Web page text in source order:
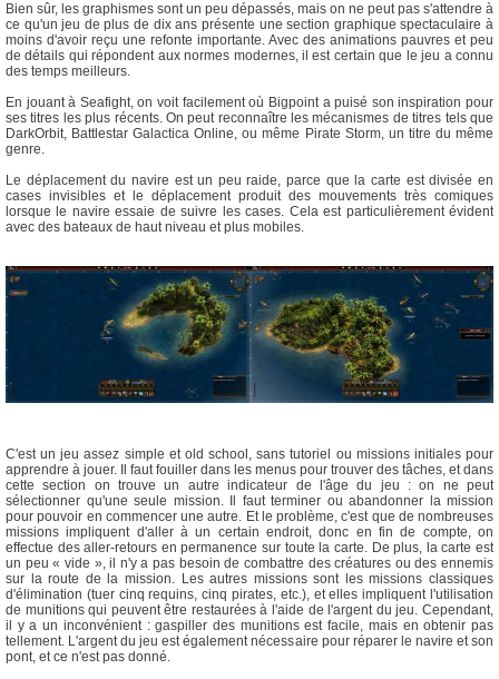
Bien sûr, les graphismes sont un peu dépassés, mais on ne peut pas s'attendre à
ce qu'un jeu de plus de dix ans présente une section graphique spectaculaire à
moins d'avoir reçu une refonte importante. Avec des animations pauvres et peu
de détails qui répondent aux normes modernes, il est certain que le jeu a connu
des temps meilleurs.
En jouant à Seafight, on voit facilement où Bigpoint a puisé son inspiration pour
ses titres les plus récents. On peut reconnaître les mécanismes de titres tels que
DarkOrbit, Battlestar Galactica Online, ou même Pirate Storm, un titre du même
genre.
Le déplacement du navire est un peu raide, parce que la carte est divisée en
cases invisibles et le déplacement produit des mouvements très comiques
lorsque le navire essaie de suivre les cases. Cela est particulièrement évident
avec des bateaux de haut niveau et plus mobiles.
C'est un jeu assez simple et old school, sans tutoriel ou missions initiales pour
apprendre à jouer. Il faut fouiller dans les menus pour trouver des tâches, et dans
cette section on trouve un autre indicateur de l'âge du jeu : on ne peut
sélectionner qu'une seule mission. Il faut terminer ou abandonner la mission
pour pouvoir en commencer une autre. Et le problème, c'est que de nombreuses
missions impliquent d'aller à un certain endroit, donc en fin de compte, on
effectue des aller-retours en permanence sur toute la carte. De plus, la carte est
un peu « vide », il n'y a pas besoin de combattre des créatures ou des ennemis
sur la route de la mission. Les autres missions sont les missions classiques
d'élimination (tuer cinq requins, cinq pirates, etc.), et elles impliquent l'utilisation
de munitions qui peuvent être restaurées à l'aide de l'argent du jeu. Cependant,
il y a un inconvénient : gaspiller des munitions est facile, mais en obtenir pas
tellement. L'argent du jeu est également nécessaire pour réparer le navire et son
pont, et ce n'est pas donné.